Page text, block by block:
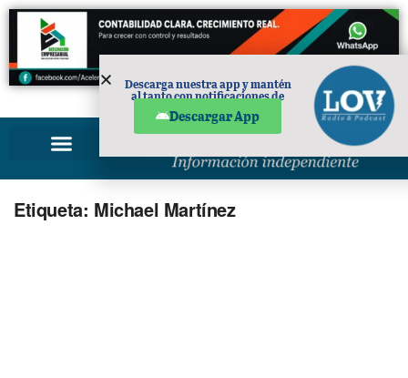
PUBLICIDAD
Etiqueta: Michael Martínez
Descarga nuestra app y mantén
al tanto con notificaciones de
Descargar App